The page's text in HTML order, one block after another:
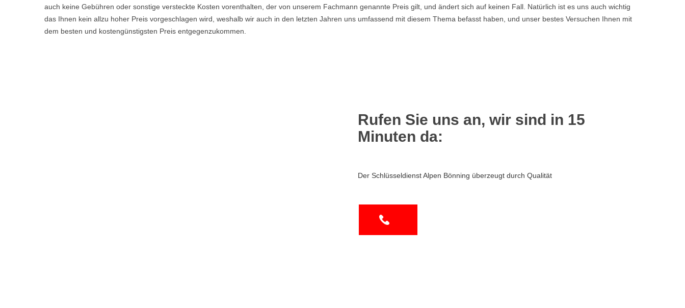
auch keine Gebühren oder sonstige versteckte Kosten vorenthalten, der von unserem Fachmann genannte Preis gilt, und ändert sich auf keinen Fall. Natürlich ist es uns auch wichtig
das Ihnen kein allzu hoher Preis vorgeschlagen wird, weshalb wir auch in den letzten Jahren uns umfassend mit diesem Thema befasst haben, und unser bestes Versuchen Ihnen mit
dem besten und kostengünstigsten Preis entgegenzukommen.
Rufen Sie uns an, wir sind in 15
Minuten da:
Der Schlüsseldienst Alpen Bönning überzeugt durch Qualität